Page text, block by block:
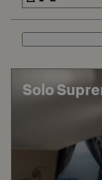
Solo